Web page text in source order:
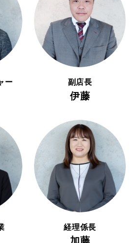
ー 副店長
伊藤
経理係長
加藤